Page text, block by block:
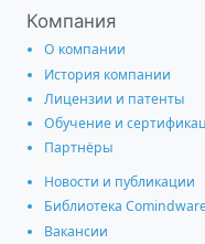
Компания
О компании
История компании
Лицензии и патенты
Обучение и
Партнёры
Новости и публикации
Библиотека
Вакансии